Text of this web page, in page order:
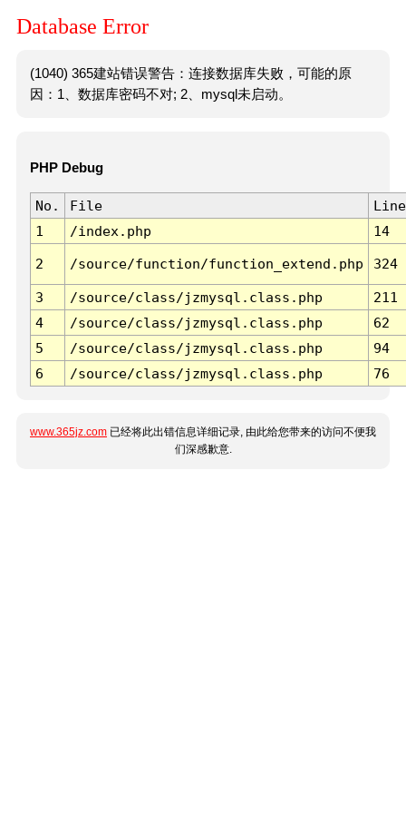
Database Error
(1040) 365建站错误警告：连接数据库失败，可能的原
因：1、数据库密码不对; 2、mysql未启动。
PHP Debug
No. File
Line
1
/index.php 14
2 /source/function/function_extend.php 324
3 /source/class/jzmysql.class.php
211
4
/source/class/jzmysql.class.php
62
5
/source/class/jzmysql.class.php
94
6
/source/class/jzmysql.class.php 76
www.365jz.com 已经将此出错信息详细记录, 由此给您带来的访问不便我
们深感歉意.